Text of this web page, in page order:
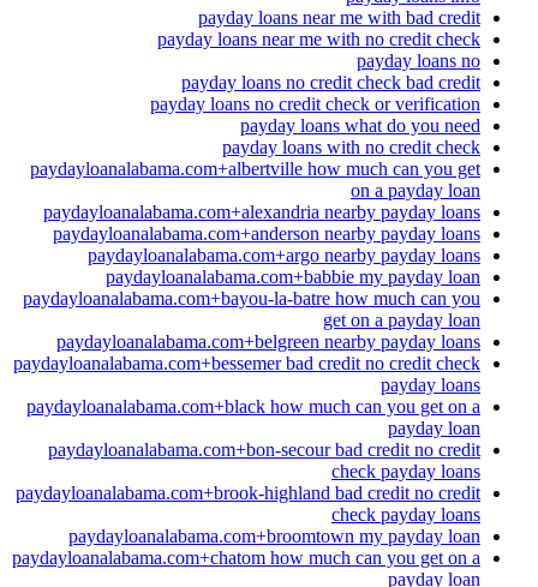
payday loans near me with bad credit
payday loans near me with no credit check
payday loans no
payday loans no credit check bad credit
payday loans no credit check or verification
payday loans what do you need
payday loans with no credit check
paydayloanalabama.com+albertville how much can you get
on a payday loan
paydayloanalabama.com+alexandria nearby payday loans
paydayloanalabama.com+anderson nearby payday loans
paydayloanalabama.com+argo nearby payday loans
paydayloanalabama.com+babbie my payday loan
paydayloanalabama.com+bayou-la-batre how much can you
get on a payday loan
paydayloanalabama.com+belgreen nearby payday loans
paydayloanalabama.com+bessemer bad credit no credit check
payday loans
paydayloanalabama.com+black how much can you get on a
payday loan
paydayloanalabama.com+bon-secour bad credit no credit
check payday loans
paydayloanalabama.com+brook-highland bad credit no credit
check payday loans
paydayloanalabama.com+broomtown my payday loan
paydayloanalabama.com+chatom how much can you get on a
payday loan